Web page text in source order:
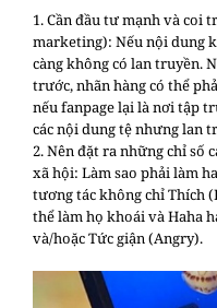
1. Cần đầu tư mạnh và coi
marketing): Nếu nội dung
càng không có lan truyền.
trước, nhãn hàng có thể
nếu fanpage lại là nơi tập
các nội dung tệ nhưng lan
2. Nên đặt ra những chỉ số
xã hội: Làm sao phải làm
tương tác không chỉ Thích
thể làm họ khoái và Haha
và/hoặc Tức giận (Angry).